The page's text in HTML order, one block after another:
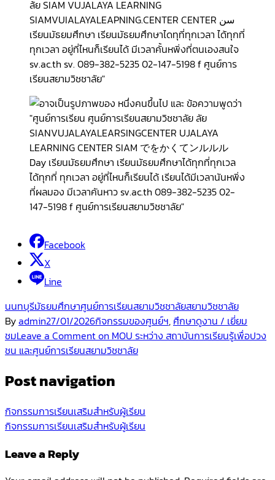
Facebook
X
Line
นนทบุรีมัธยมศึกษาศูนย์การเรียนสยามวิชชาลัยสยามวิชชาลัย
Byadmin27/01/2026กิจกรรมของศูนย์ฯ, ศึกษาดูงาน / เยี่ยม
ชมLeave a Commenton MOU ระหว่าง สถาบันการเรียนรู้เพื่อปวง
ชน และศูนย์การเรียนสยามวิชชาลัย
Post navigation
กิจกรรมการเรียนเสริมสำหรับผู้เรียน
กิจกรรมการเรียนเสริมสำหรับผู้เรียน
Leave a Reply